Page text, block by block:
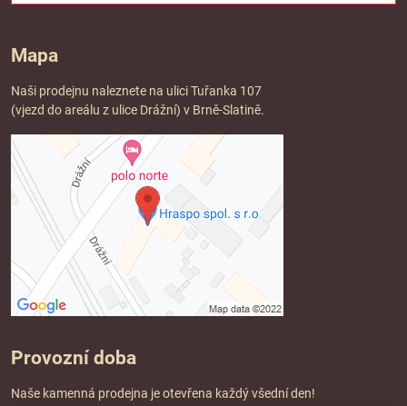
Mapa
Naši prodejnu naleznete na ulici Tuřanka 107
(vjezd do areálu z ulice Drážní) v Brně-Slatině.
Provozní doba
Naše kamenná prodejna je otevřena každý všední den!